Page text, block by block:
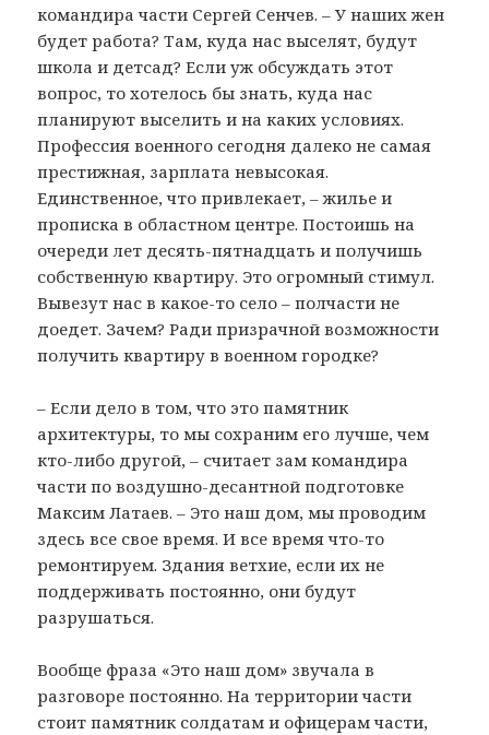
командира части Сергей Сенчев. – У наших жен
будет работа? Там, куда нас выселят, будут
школа и детсад? Если уж обсуждать этот
вопрос, то хотелось бы знать, куда нас
планируют выселить и на каких условиях.
Профессия военного сегодня далеко не самая
престижная, зарплата невысокая.
Единственное, что привлекает, – жилье и
прописка в областном центре. Постоишь на
очереди лет десять-пятнадцать и получишь
собственную квартиру. Это огромный стимул.
Вывезут нас в какое-то село – полчасти не
доедет. Зачем? Ради призрачной возможности
получить квартиру в военном городке?
– Если дело в том, что это памятник
архитектуры, то мы сохраним его лучше, чем
кто-либо другой, – считает зам командира
части по воздушно-десантной подготовке
Максим Латаев. – Это наш дом, мы проводим
здесь все свое время. И все время что-то
ремонтируем. Здания ветхие, если их не
поддерживать постоянно, они будут
разрушаться.
Вообще фраза «Это наш дом» звучала в
разговоре постоянно. На территории части
стоит памятник солдатам и офицерам части,